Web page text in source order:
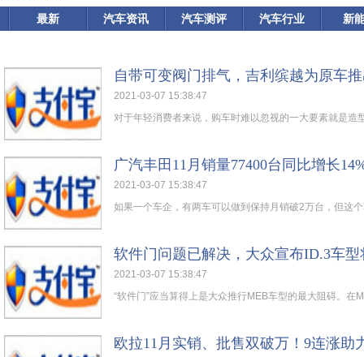
最新 汽车资讯 汽车测评 汽车行业 新
自带可变阀门排气，吉利缤越为原车
2021-03-07 15:38:47
对于年轻消费者来说，购车时难以忽视的一大要素就是造
广汽丰田11月销量77400台同比增长
2021-03-07 15:38:47
如果一个车企，有两车可以做到保持月销破2万台，但这
软件门问题已解决，大众宣布ID.3车
2021-03-07 15:38:47
“软件门”应当算得上是大众推行MEB车型的最大阻碍。在
欧拉11月实销、批售双破万！9连涨助